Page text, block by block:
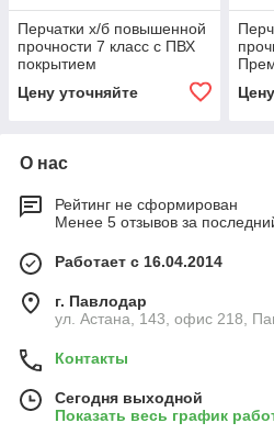
Перчатки х/б повышенной
прочности 7 класс с ПВХ
покрытием
Цену уточняйте
О нас
Рейтинг не сформирован
Менее 5 отзывов за
Работает с 16.04.2014
г. Павлодар
ул. Астана, 143, офис 218,
Контакты
Сегодня выходной
Показать весь график